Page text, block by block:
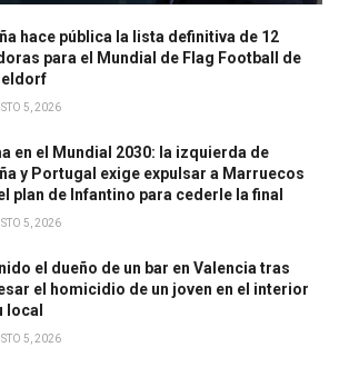
hace pública la lista definitiva de 12
para el Mundial de Flag Football de
5, 2026
en el Mundial 2030: la izquierda de
y Portugal exige expulsar a Marruecos
plan de Infantino para cederle la final
5, 2026
el dueño de un bar en Valencia tras
el homicidio de un joven en el interior
local
5, 2026